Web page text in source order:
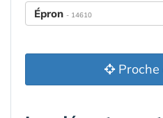
Épron - 14610
Proche